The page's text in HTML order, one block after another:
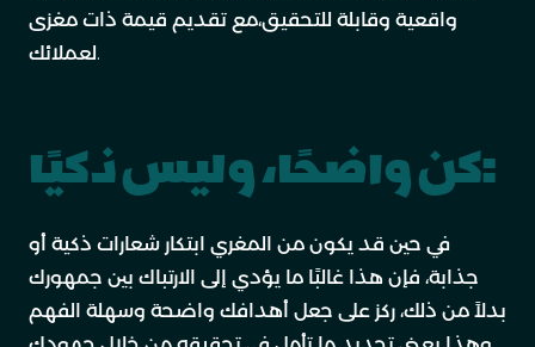
واقعية وقابلة للتحقيق،مع تقديم قيمة ذات مغزى
لعملائك.
كن واضحًا، وليس ذكيًا:
في حين قد يكون من المغري ابتكار شعارات ذكية أو
جذابة، فإن هذا غالبًا ما يؤدي إلى الارتباك بين جمهورك
بدلاً من ذلك، ركز على جعل أهدافك واضحة وسهلة الفهم